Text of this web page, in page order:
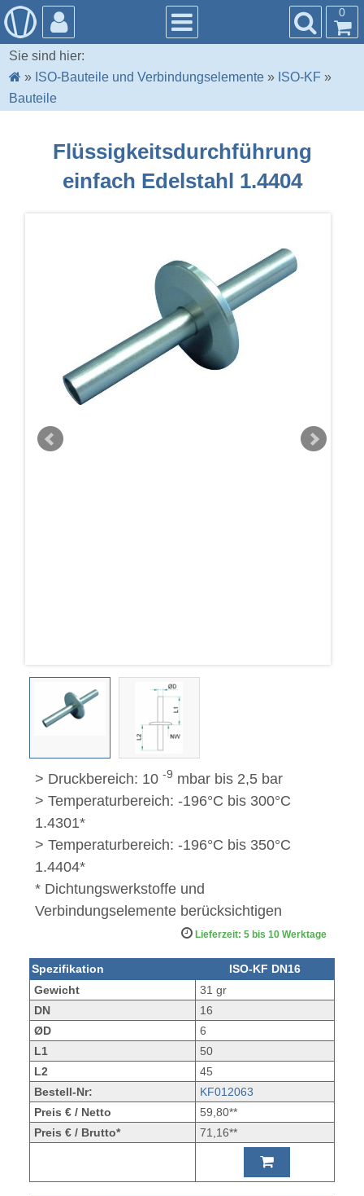
0
Sie sind hier:
» ISO-Bauteile und Verbindungselemente » ISO-KF »
Bauteile
Flüssigkeitsdurchführung
einfach Edelstahl 1.4404
> Druckbereich: 10-9 mbar bis 2,5 bar
> Temperaturbereich: -196°C bis 300°C
1.4301*
> Temperaturbereich: -196°C bis 350°C
1.4404*
* Dichtungswerkstoffe und
Verbindungselemente berücksichtigen
Lieferzeit: 5 bis 10 Werktage
Spezifikation
ISO-KF DN16
Gewicht
31 gr
DN
16
ØD
6
L1
50
L2
45
Bestell-Nr:
KF012063
Preis € / Netto
59,80**
Preis € / Brutto*
71,16**